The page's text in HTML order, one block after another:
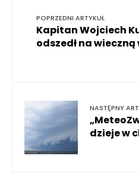
POPRZEDNI ARTYKUŁ
Kapitan Wojciech
odszedł na
NASTĘPNY
dzieje w